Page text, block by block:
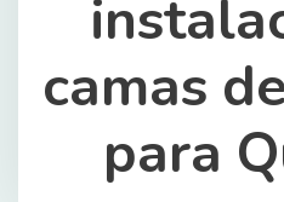
camas
para